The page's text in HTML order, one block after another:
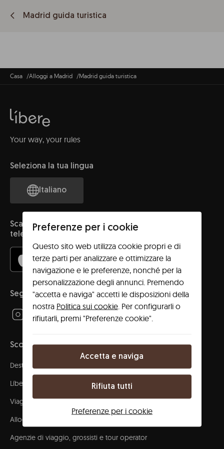
Madrid guida turistica
Casa Alloggi a Madrid Madrid guida turistica
Your way, your rules
Seleziona la tua lingua
Italiano
Scarica l'app e accedi al tuo spazio con il tuo
telefono!
Seguici!
Scopri
Destinazioni
Líbere community
Viaggi aziendali
Alloggio per gruppi
Agenzie di viaggio, grossisti e tour operator
Preferenze per i cookie
Questo sito web utilizza cookie propri e di
terze parti per analizzare e ottimizzare la
navigazione e le preferenze, nonché per la
personalizzazione degli annunci. Premendo
"accetta e naviga" accetti le disposizioni della
nostra Politica sui cookie. Per configurarli o
rifiutarli, premi "Preferenze cookie".
Accetta e naviga
Rifiuta tutti
Preferenze per i cookie